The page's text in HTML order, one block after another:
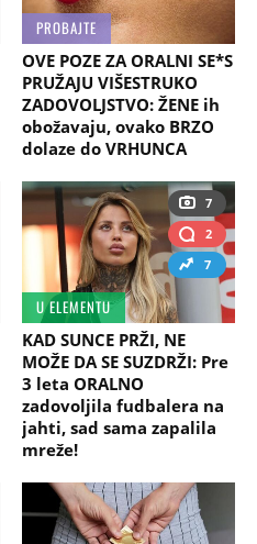
PROBAJTE
OVE POZE ZA ORALNI SE*S
PRUŽAJU VIŠESTRUKO
ZADOVOLJSTVO: ŽENE ih
obožavaju, ovako BRZO
dolaze do VRHUNCA
7
2
7
U ELEMENTU
KAD SUNCE PRŽI, NE
MOŽE DA SE SUZDRŽI: Pre
3 leta ORALNO
zadovoljila fudbalera na
jahti, sad sama zapalila
mreže!